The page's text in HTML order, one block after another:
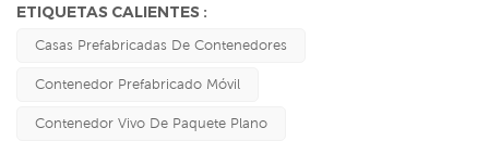
ETIQUETAS CALIENTES :
Casas Prefabricadas De Contenedores
Contenedor Prefabricado Móvil
Contenedor Vivo De Paquete Plano